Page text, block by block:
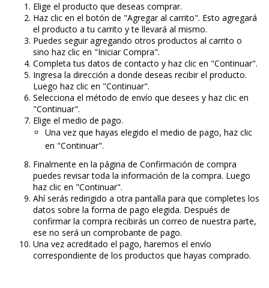
Elige el producto que deseas comprar.
Haz clic en el botón de "Agregar al carrito". Esto agregará
el producto a tu carrito y te llevará al mismo.
Puedes seguir agregando otros productos al carrito o
sino haz clic en "Iniciar Compra".
Completa tus datos de contacto y haz clic en "Continuar".
Ingresa la dirección a donde deseas recibir el producto.
Luego haz clic en "Continuar".
Selecciona el método de envío que desees y haz clic en
"Continuar".
Elige el medio de pago.
Una vez que hayas elegido el medio de pago, haz clic
en "Continuar".
Finalmente en la página de Confirmación de compra
puedes revisar toda la información de la compra. Luego
haz clic en "Continuar".
Ahí serás redirigido a otra pantalla para que completes los
datos sobre la forma de pago elegida. Después de
confirmar la compra recibirás un correo de nuestra parte,
ese no será un comprobante de pago.
Una vez acreditado el pago, haremos el envío
correspondiente de los productos que hayas comprado.